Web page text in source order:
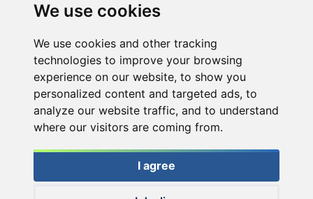
We use cookies
We use cookies and other tracking
technologies to improve your browsing
experience on our website, to show you
personalized content and targeted ads, to
analyze our website traffic, and to understand
where our visitors are coming from.
I agree